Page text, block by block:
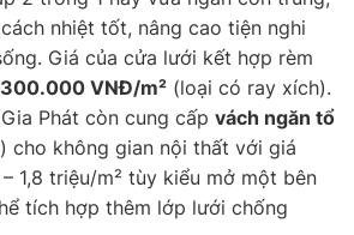
nhiệt tốt, nâng cao tiện nghi
Giá của cửa lưới kết hợp rèm
VNĐ/m² (loại có ray xích).
Phát còn cung cấp vách ngăn tổ
cho không gian nội thất với giá
1,8 triệu/m² tùy kiểu mở một bên
tích hợp thêm lớp lưới chống